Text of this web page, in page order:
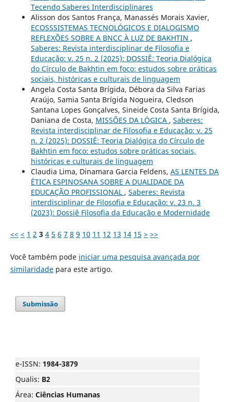
Tecendo Saberes Interdisciplinares
Alisson dos Santos França, Manassés Morais Xavier,
ECOSSSISTEMAS TECNOLÓGICOS E DIALOGISMO
REFLEXÕES SOBRE A BNCC À LUZ DE BAKHTIN ,
Saberes: Revista interdisciplinar de Filosofia e
Educação: v. 25 n. 2 (2025): DOSSIÊ: Teoria Dialógica
do Círculo de Bakhtin em foco: estudos sobre práticas
sociais, históricas e culturais de linguagem
Angela Costa Santa Brígida, Débora da Silva Farias
Araújo, Samia Santa Brígida Nogueira, Cledson
Santana Lopes Gonçalves, Sineide Costa Santa Brígida,
Daniana de Costa, MISSÕES DA LÓGICA , Saberes:
Revista interdisciplinar de Filosofia e Educação: v. 25
n. 2 (2025): DOSSIÊ: Teoria Dialógica do Círculo de
Bakhtin em foco: estudos sobre práticas sociais,
históricas e culturais de linguagem
Claudia Lima, Dinamara Garcia Feldens, AS LENTES DA
ÉTICA ESPINOSANA SOBRE A DUALIDADE DA
EDUCAÇÃO PROFISSIONAL , Saberes: Revista
interdisciplinar de Filosofia e Educação: v. 23 n. 3
(2023): Dossiê Filosofia da Educação e Modernidade
<< < 1 2 3 4 5 6 7 8 9 10 11 12 13 14 15 > >>
Você também pode iniciar uma pesquisa avançada por
similaridadepara este artigo.
Submissão
e-ISSN: 1984-3879
Qualis: B2
Área: Ciências Humanas